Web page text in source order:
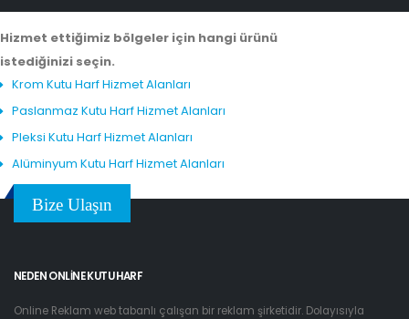
Hizmet ettiğimiz bölgeler için hangi ürünü
istediğinizi seçin.
Krom Kutu Harf Hizmet Alanları
Paslanmaz Kutu Harf Hizmet Alanları
Pleksi Kutu Harf Hizmet Alanları
Alüminyum Kutu Harf Hizmet Alanları
Bize Ulaşın
NEDEN ONLINE KUTU HARF
Online Reklam web tabanlı çalışan bir reklam şirketidir. Dolayısıyla